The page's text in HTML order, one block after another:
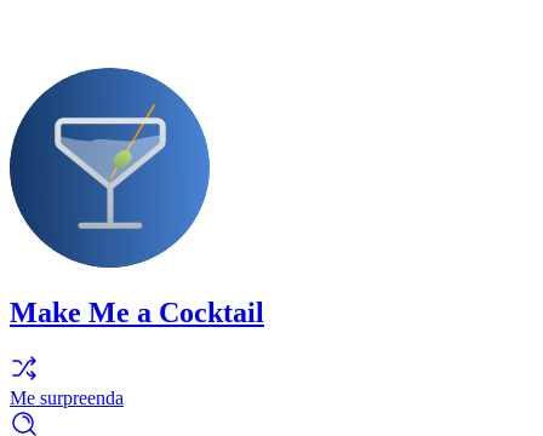
Make Me a Cocktail
Me surpreenda